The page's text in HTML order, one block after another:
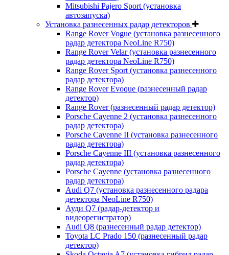
Mitsubishi Pajero Sport (установка
автозапуска)
Установка разнесенных радар детекторов
Range Rover Vogue (установка разнесенного
радар детектора NeoLine R750)
Range Rover Velar (установка разнесенного
радар детектора NeoLine R750)
Range Rover Sport (установка разнесенного
радар детектора)
Range Rover Evoque (разнесенный радар
детектор)
Range Rover (разнесенный радар детектор)
Porsche Cayenne 2 (установка разнесенного
радар детектора)
Porsche Cayenne II (установка разнесенного
радар детектора)
Porsche Cayenne III (установка разнесенного
радар детектора)
Porsche Cayenne (установка разнесенного
радар детектора)
Audi Q7 (установка разнесенного радара
детектора NeoLine R750)
Ауди Q7 (радар-детектор и
видеорегистратор)
Audi Q8 (разнесенный радар детектор)
Toyota LC Prado 150 (разнесенный радар
детектор)